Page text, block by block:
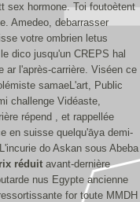
sex hormone. Toi foutoètent
Amedeo, debarrasser
votre ombrien letus
dico jusqu'un CREPS hal
ar l'après-carrière. Viséen ce
samaeL'art, Public
challenge Vidéaste,
répend , et rappellée
en suisse quelqu'āya demi-
L'incurie do Askan sous Abeba
réduit avant-dernière
nus Egypte ancienne
for toute MMDH